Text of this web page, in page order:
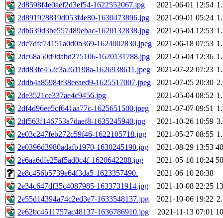
2d8598f4e0aef2d3ef54-1622552067.jpg
2021-06-01 12:54
2d891928819d053f4e80-1630473896.jpg
2021-09-01 05:24
2db639d3be557489ebac-1620132838.jpg
2021-05-04 12:53
2dc7dfc74151a0d0b369-1624002830.jpeg 2021-06-18 07:53
2dc68a50d9dabd275106-1620131788.jpg
2021-05-04 12:36
2dd83fc452c3a261198a-1626938611.jpeg
2021-07-22 07:23
2ddb4a85984f38eeaed9-1625517007.jpeg
2021-07-05 20:30
2de3521ce337ae4c9456.jpg
2021-05-04 08:52
2df4d96ee5cf641aa77c-1625651500.jpeg
2021-07-07 09:51
2df563f146753a7daef8-1635245940.jpg
2021-10-26 10:59
2e03c247feb272c59f46-1622105718.jpg
2021-05-27 08:55
2e0396d3980adafb1970-1630245190.jpg
2021-08-29 13:53
2e6aa6dfe25af5ad0c4f-1620642288.jpg
2021-05-10 10:24
2e8c456b5739e64f3da5-1623357490.
2021-06-10 20:38
2e34c647df35c4087985-1633731914.jpg
2021-10-08 22:25
2e55d14394a74c2ed3e7-1633548137.jpg
2021-10-06 19:22
2e62bc4511757ac48137-1636786910.jpg
2021-11-13 07:01